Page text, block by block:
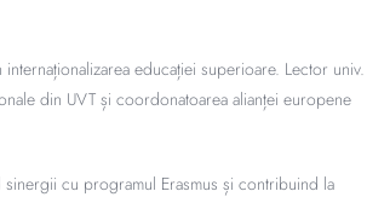
educației superioare. Lector univ.
din UVT și coordonatoarea alianței europene
cu programul Erasmus și contribuind la